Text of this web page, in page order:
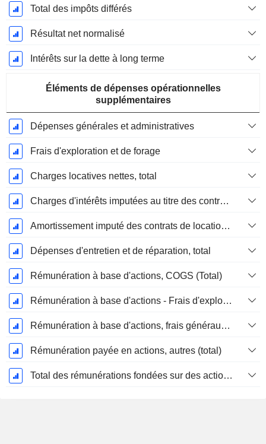
Total des impôts différés
Résultat net normalisé
Intérêts sur la dette à long terme
Éléments de dépenses opérationnelles
supplémentaires
Dépenses générales et administratives
Frais d'exploration et de forage
Charges locatives nettes, total
Charges d'intérêts imputées au titre des contrats de location
Amortissement imputé des contrats de location simple
Dépenses d'entretien et de réparation, total
Rémunération à base d'actions, COGS (Total)
Rémunération à base d'actions - Frais d'exploration / Frais de forage, total
Rémunération à base d'actions, frais généraux et administratifs (total)
Rémunération payée en actions, autres (total)
Total des rémunérations fondées sur des actions